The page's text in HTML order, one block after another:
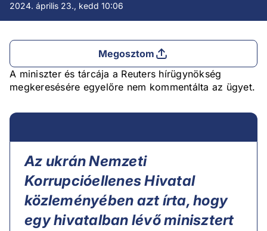
2024. április 23., kedd 10:06
Megosztom
A miniszter és tárcája a Reuters hírügynökség
megkeresésére egyelőre nem kommentálta az ügyet.
Az ukrán Nemzeti
Korrupcióellenes Hivatal
közleményében azt írta, hogy
egy hivatalban lévő minisztert